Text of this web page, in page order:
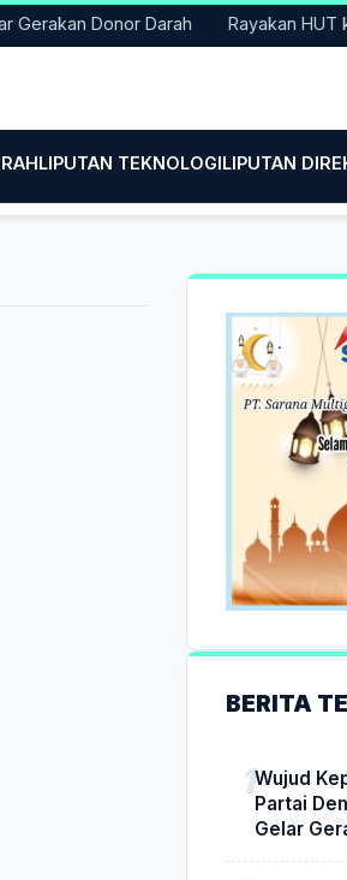
Donor Darah Rayakan HUT
LIPUTAN TEKNOLOGILIPUTAN
BERITA
Wujud
Partai
Gelar